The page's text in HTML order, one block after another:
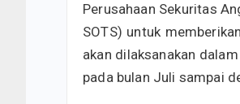
Perusahaan Sekuritas
SOTS) untuk
akan dilaksanakan
pada bulan Juli sampai